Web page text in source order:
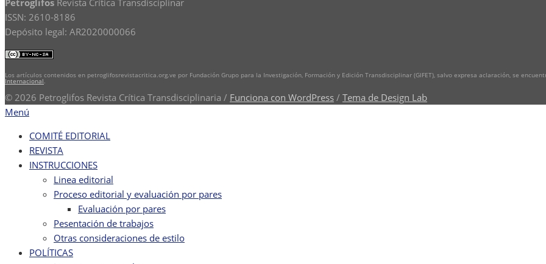
ISSN: 2610-8186
Depósito legal: AR2020000066
Los artículos contenidos en petroglifosrevistacritica.org.ve por Fundación Grupo para la Investigación, Formación y Edición Transdisciplinar (GIFET), salvo expresa aclaración, se
Internacional
© 2026 Petroglifos Revista Crítica Transdisciplinaria / Funciona con WordPress / Tema de Design Lab
Menú
COMITÉ EDITORIAL
REVISTA
INSTRUCCIONES
Linea editorial
Proceso editorial y evaluación por pares
Evaluación por pares
Pesentación de trabajos
Otras consideraciones de estilo
POLÍTICAS